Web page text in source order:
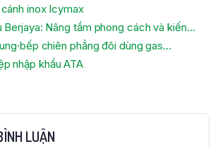
inox Icymax
Berjaya: Nâng tầm phong cách và kiến…
chiên phẳng đôi dùng gas…
nhập khẩu ATA
LUẬN